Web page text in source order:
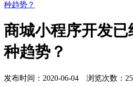
种趋势？
商城小程序开发已
种趋势？
发布时间：2020-06-04 浏览次数：